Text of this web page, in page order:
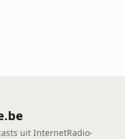
uit InternetRadio-